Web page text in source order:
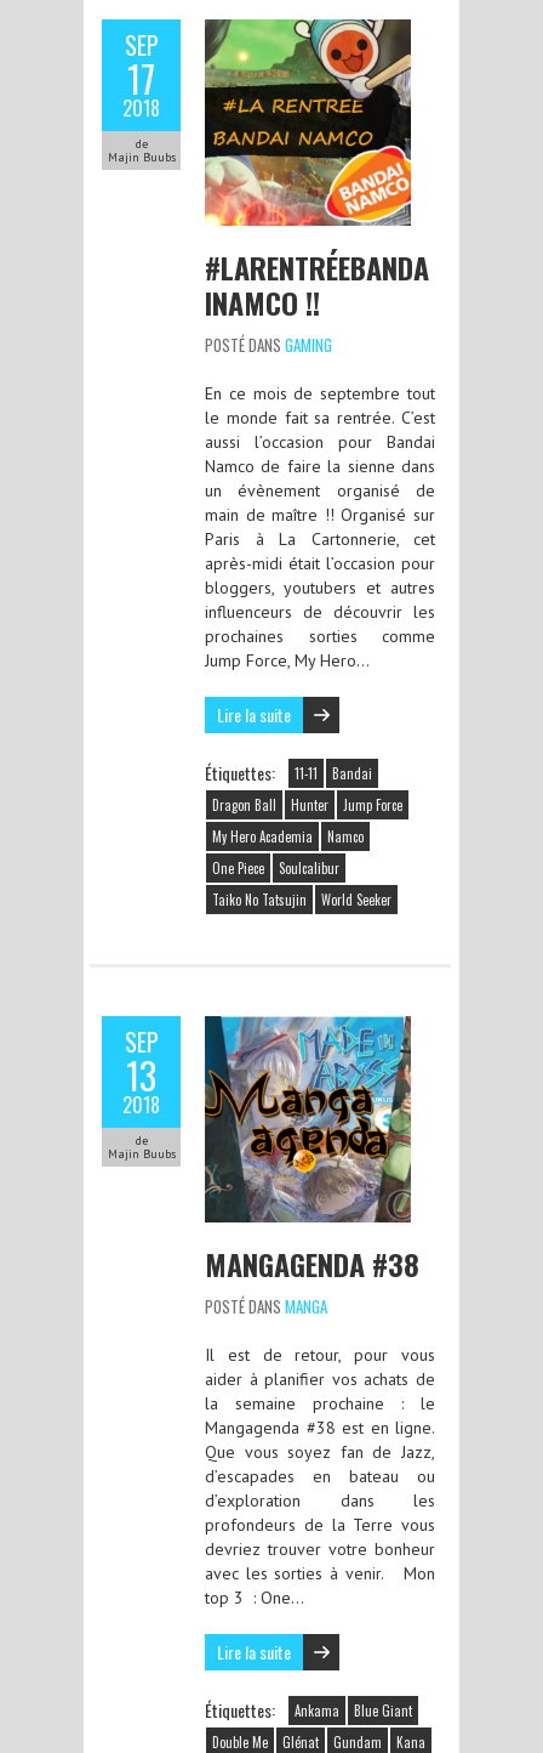
SEP
17
2018
de
Majin Buubs
#LARENTRÉEBANDA
INAMCO !!
POSTÉ DANS GAMING
En ce mois de septembre tout
le monde fait sa rentrée. C’est
aussi l’occasion pour Bandai
Namco de faire la sienne dans
un évènement organisé de
main de maître !! Organisé sur
Paris à La Cartonnerie, cet
après-midi était l’occasion pour
bloggers, youtubers et autres
influenceurs de découvrir les
prochaines sorties comme
Jump Force, My Hero…
Lire la suite
Étiquettes: 11-11
Bandai
Dragon Ball
Hunter
Jump Force
My Hero Academia
Namco
One Piece
Soulcalibur
Taiko No Tatsujin
World Seeker
SEP
13
2018
de
Majin Buubs
MANGAGENDA #38
POSTÉ DANS MANGA
Il est de retour, pour vous
aider à planifier vos achats de
la semaine prochaine : le
Mangagenda #38 est en ligne.
Que vous soyez fan de Jazz,
d’escapades en bateau ou
d’exploration dans les
profondeurs de la Terre vous
devriez trouver votre bonheur
avec les sorties à venir. Mon
top 3 : One…
Lire la suite
Étiquettes: Ankama
Blue Giant
Double Me
Glénat Gundam Kana